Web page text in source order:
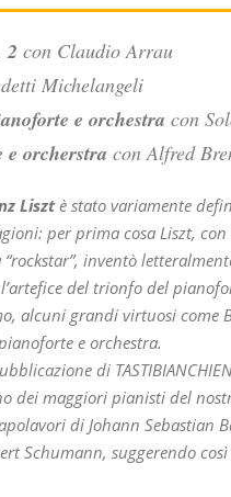
2 con Claudio Arrau
Michelangeli
e orchestra con
orcherstra con Alfred
Lisztè stato variamente
per prima cosa Liszt,
inventò
del trionfo del
alcuni grandi virtuosi
e orchestra.
di
dei maggiori pianisti del
di Johann Sebastian
Schumann, suggerendo